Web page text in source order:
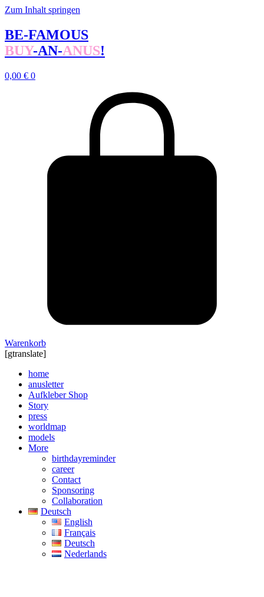
Zum Inhalt springen
BE-FAMOUS
BUY-AN-ANUS!
0,00 € 0
Warenkorb
[gtranslate]
home
anusletter
Aufkleber Shop
Story
press
worldmap
models
More
birthdayreminder
career
Contact
Sponsoring
Collaboration
Deutsch
English
Français
Deutsch
Nederlands